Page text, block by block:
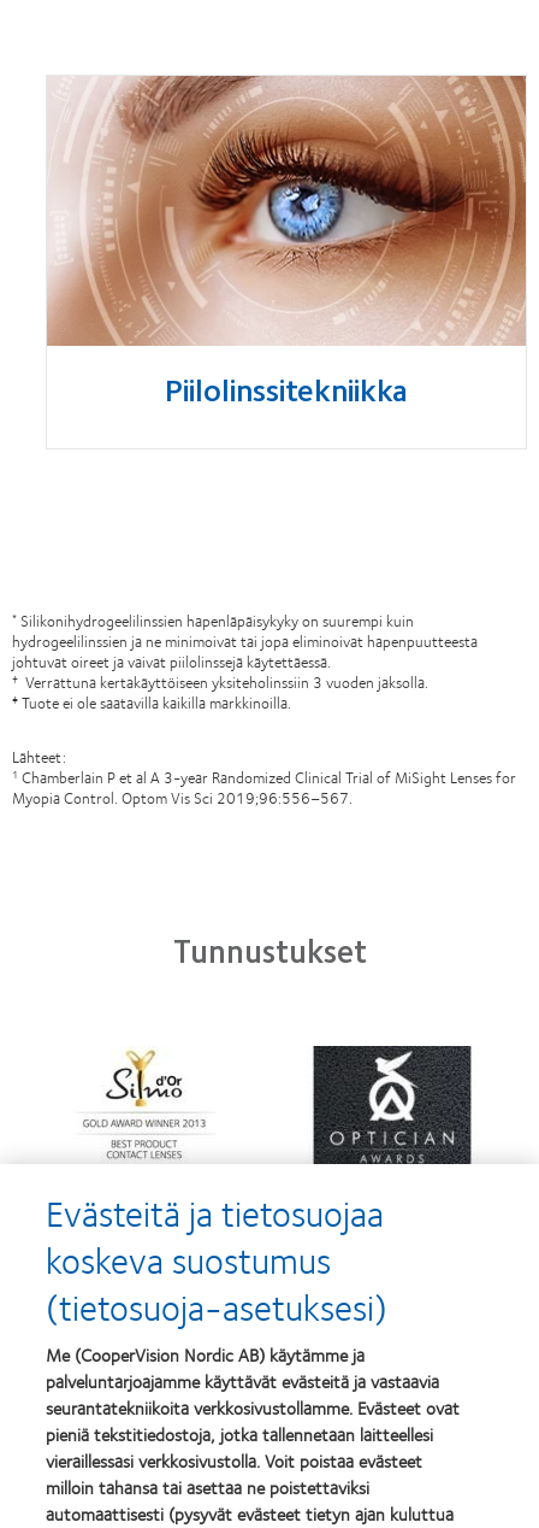
Piilolinssitekniikka
* Silikonihydrogeelilinssien hapenläpäisykyky on suurempi kuin
hydrogeelilinssien ja ne minimoivat tai jopa eliminoivat hapenpuutteesta
johtuvat oireet ja vaivat piilolinssejä käytettäessä.
† Verrattuna kertakäyttöiseen yksiteholinssiin 3 vuoden jaksolla.
‡ Tuote ei ole saatavilla kaikilla markkinoilla.
Lähteet:
1 Chamberlain P et al A 3-year Randomized Clinical Trial of MiSight Lenses for
Myopia Control. Optom Vis Sci 2019;96:556–567.
Tunnustukset
about
Silmo
d’Or
–
parhaasta
tuotteesta,
MyDay®
(2013)
Learn
more
about
Contact
Lens
Product
the
Year
(2013)
Learn
more
about
Best
for
Leaders
2012
&
2010
(2012)
Learn
more
about
Factory
Awards
2011
(2011)
Learn
more
about
ODMA
2011
(2011)
Learn
more
about
Vuoden
2012
Manufacturing
Leadership
100
Learn
more
about
Evästeitä ja tietosuojaa
koskeva suostumus
(tietosuoja-asetuksesi)
Me (CooperVision Nordic AB) käytämme ja
palveluntarjoajamme käyttävät evästeitä ja vastaavia
seurantatekniikoita verkkosivustollamme. Evästeet ovat
pieniä tekstitiedostoja, jotka tallennetaan laitteellesi
vieraillessasi verkkosivustolla. Voit poistaa evästeet
milloin tahansa tai asettaa ne poistettaviksi
automaattisesti (pysyvät evästeet tietyn ajan kuluttua